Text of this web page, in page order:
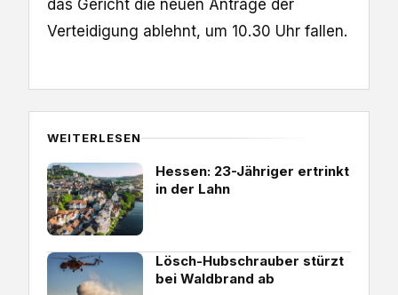
das Gericht die neuen Anträge der
Verteidigung ablehnt, um 10.30 Uhr fallen.
WEITERLESEN
Hessen: 23-Jähriger ertrinkt
in der Lahn
Lösch-Hubschrauber stürzt
bei Waldbrand ab